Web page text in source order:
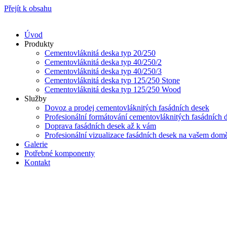
Přejít k obsahu
Úvod
Produkty
Cementovláknitá deska typ 20/250
Cementovláknitá deska typ 40/250/2
Cementovláknitá deska typ 40/250/3
Cementovláknitá deska typ 125/250 Stone
Cementovláknitá deska typ 125/250 Wood
Služby
Dovoz a prodej cementovláknitých fasádních desek
Profesionální formátování cementovláknitých fasádních
Doprava fasádních desek až k vám
Profesionální vizualizace fasádních desek na vašem
Galerie
Potřebné komponenty
Kontakt